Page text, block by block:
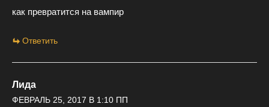
как превратится на вампир
Ответить
Лида
ФЕВРАЛЬ 25, 2017 В 1:10 ПП